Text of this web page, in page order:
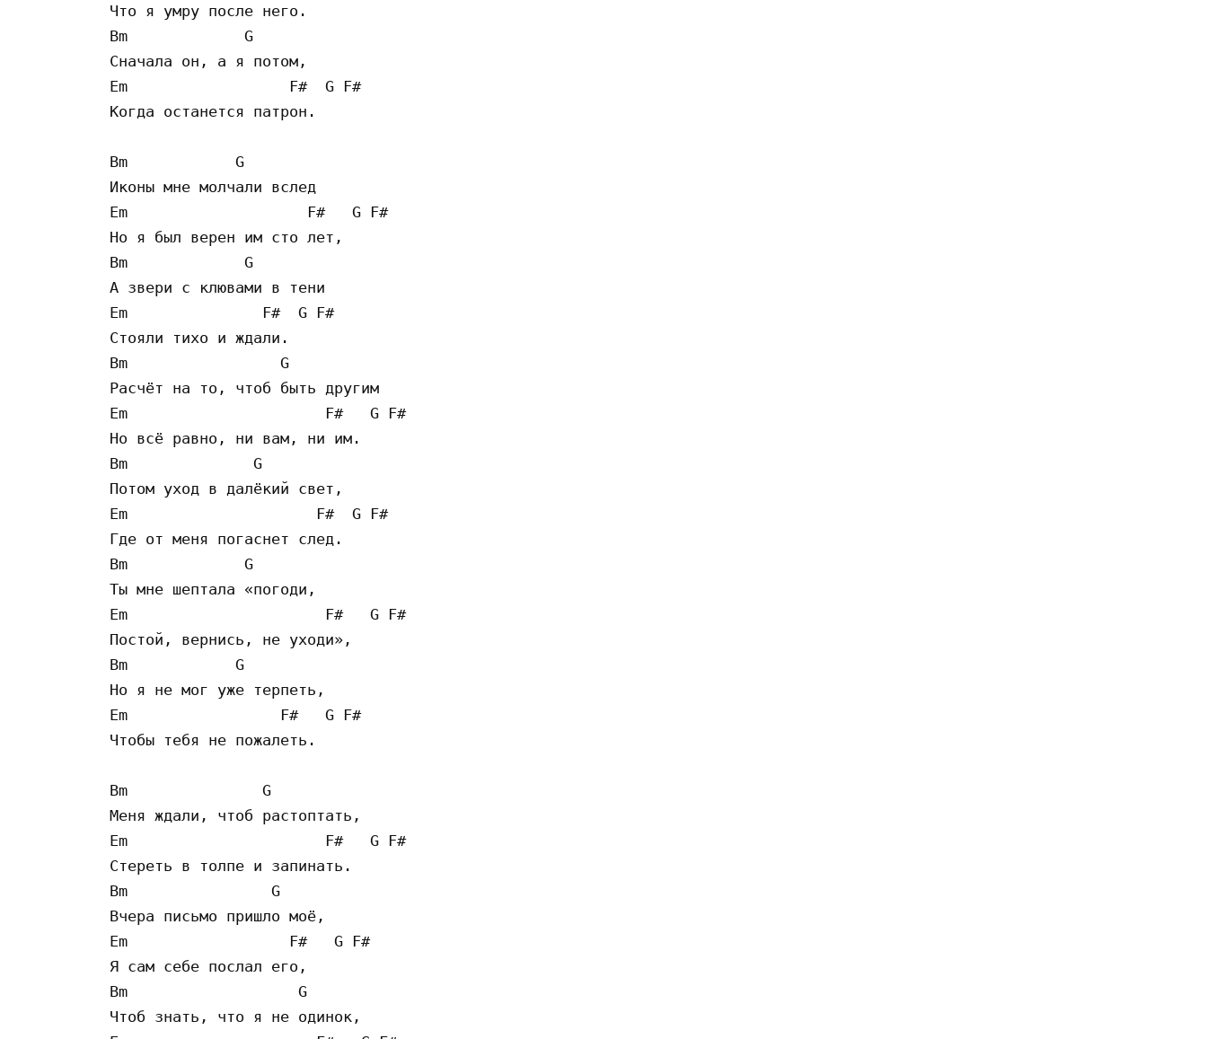
Что я умру после него.
Bm             G
Сначала он, а я потом,
Em                  F#  G F#
Когда останется патрон.
Bm            G
Иконы мне молчали вслед
Em                    F#   G F#
Но я был верен им сто лет,
Bm             G
А звери с клювами в тени
Em               F#  G F#
Стояли тихо и ждали.
Bm                 G
Расчёт на то, чтоб быть другим
Em                      F#   G F#
Но всё равно, ни вам, ни им.
Bm              G
Потом уход в далёкий свет,
Em                     F#  G F#
Где от меня погаснет след.
Bm             G
Ты мне шептала «погоди,
Em                      F#   G F#
Постой, вернись, не уходи»,
Bm            G
Но я не мог уже терпеть,
Em                 F#   G F#
Чтобы тебя не пожалеть.
Bm               G
Меня ждали, чтоб растоптать,
Em                      F#   G F#
Стереть в толпе и запинать.
Bm                G
Вчера письмо пришло моё,
Em                  F#   G F#
Я сам себе послал его,
Bm                   G
Чтоб знать, что я не одинок,